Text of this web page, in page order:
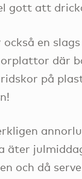
gott att
en
där
på
äter
och då